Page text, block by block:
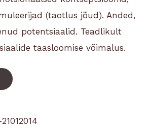
(taotlus jõud). Anded,
potentsiaalid. Teadlikult
taasloomise võimalus.